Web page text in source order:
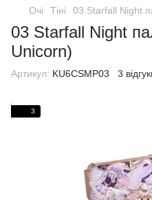
Очі Тіні 03 Starfall Night
03 Starfall Night
Unicorn)
Артикул: KU6CSMP03 3
3